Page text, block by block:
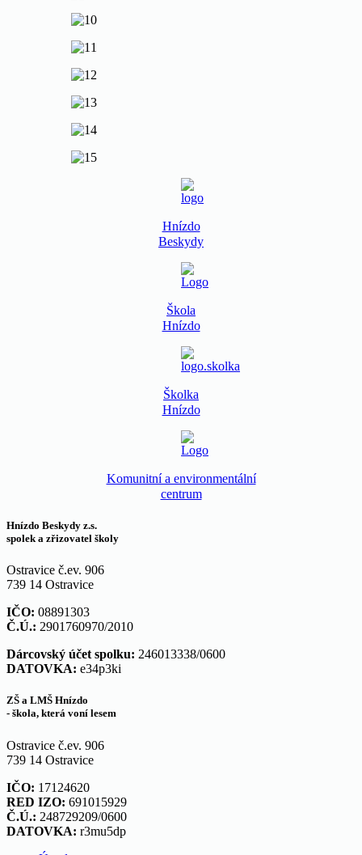
Hnízdo
Beskydy
Škola
Hnízdo
Školka
Hnízdo
Komunitní a environmentální
centrum
Hnízdo Beskydy z.s.
spolek a zřizovatel školy
Ostravice č.ev. 906
739 14 Ostravice
IČO: 08891303
Č.Ú.: 2901760970/2010
Dárcovský účet spolku: 246013338/0600
DATOVKA: e34p3ki
ZŠ a LMŠ Hnízdo
- škola, která voní lesem
Ostravice č.ev. 906
739 14 Ostravice
IČO: 17124620
RED IZO: 691015929
Č.Ú.: 248729209/0600
DATOVKA: r3mu5dp